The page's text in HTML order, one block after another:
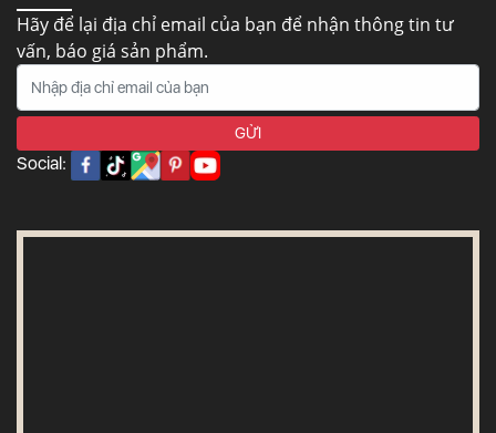
Hãy để lại địa chỉ email của bạn để nhận thông tin tư
vấn, báo giá sản phẩm.
Social: